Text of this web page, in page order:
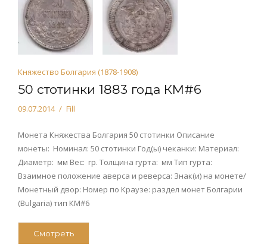
Княжество Болгария (1878-1908)
50 стотинки 1883 года КМ#6
09.07.2014 Fill
Монета Княжества Болгария 50 стотинки Описание
монеты: Номинал: 50 стотинки Год(ы) чеканки: Материал:
Диаметр: мм Вес: гр. Толщина гурта: мм Тип гурта:
Взаимное положение аверса и реверса: Знак(и) на монете/
Монетный двор: Номер по Краузе: раздел монет Болгарии
(Bulgaria) тип КМ#6
Смотреть